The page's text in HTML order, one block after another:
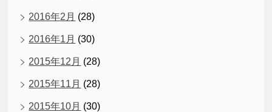
2016年2月 (28)
2016年1月 (30)
2015年12月 (28)
2015年11月 (28)
2015年10月 (30)